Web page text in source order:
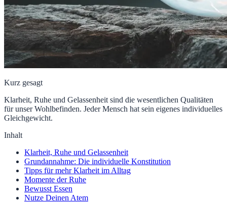
Kurz gesagt
Klarheit, Ruhe und Gelassenheit sind die wesentlichen Qualitäten
für unser Wohlbefinden. Jeder Mensch hat sein eigenes individuelles
Gleichgewicht.
Inhalt
Klarheit, Ruhe und Gelassenheit
Grundannahme: Die individuelle Konstitution
Tipps für mehr Klarheit im Alltag
Momente der Ruhe
Bewusst Essen
Nutze Deinen Atem